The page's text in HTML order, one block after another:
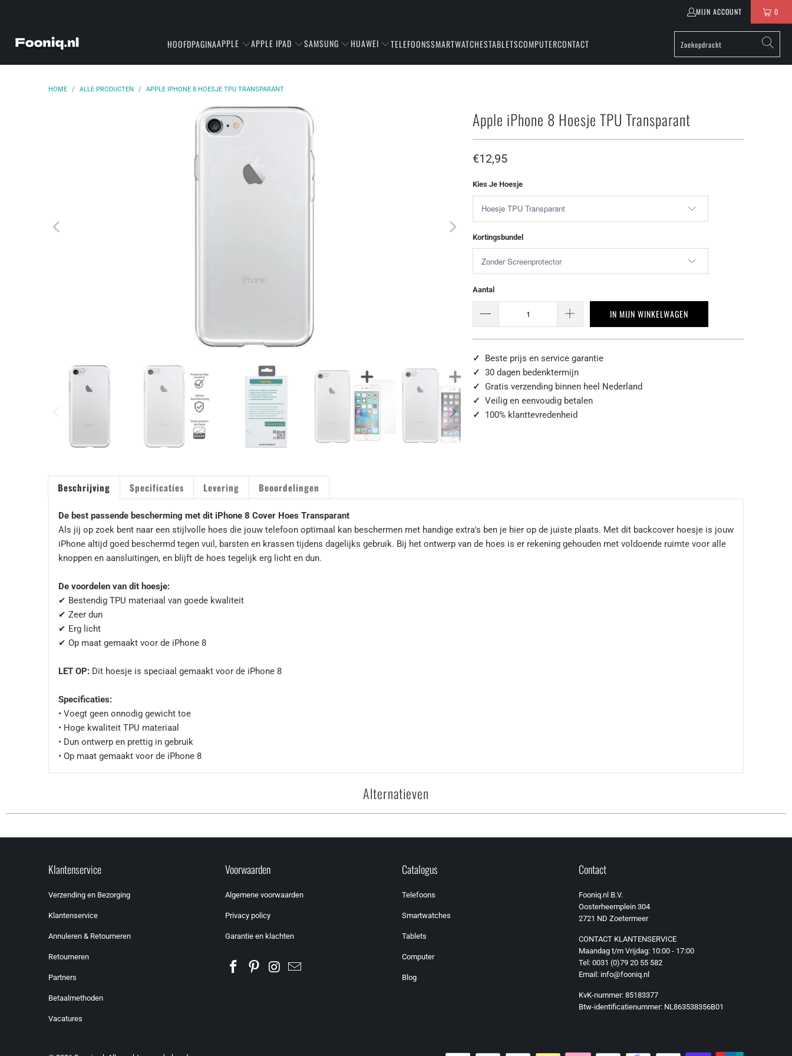
MIJN ACCOUNT 0
HOOFDPAGINAAPPLE APPLE IPAD SAMSUNG HUAWEI TELEFOONSSMARTWATCHESTABLETSCOMPUTERCONTACT
HOME / ALLE PRODUCTEN / APPLE IPHONE 8 HOESJE TPU TRANSPARANT
Apple iPhone 8 Hoesje TPU Transparant
€12,95
Kies Je Hoesje
Kortingsbundel
Aantal
IN MIJN WINKELWAGEN
✓ Beste prijs en service garantie
✓ 30 dagen bedenktermijn
✓ Gratis verzending binnen heel Nederland
✓ Veilig en eenvoudig betalen
✓ 100% klanttevredenheid
Beschrijving
De best passende bescherming met dit iPhone 8 Cover Hoes Transparant
Als jij op zoek bent naar een stijlvolle hoes die jouw telefoon optimaal kan beschermen met handige extra's ben je hier op de juiste plaats. Met dit backcover hoesje is jouw
iPhone altijd goed beschermd tegen vuil, barsten en krassen tijdens dagelijks gebruik. Bij het ontwerp van de hoes is er rekening gehouden met voldoende ruimte voor alle
knoppen en aansluitingen, en blijft de hoes tegelijk erg licht en dun.
De voordelen van dit hoesje:
✔ Bestendig TPU materiaal van goede kwaliteit
✔ Zeer dun
✔ Erg licht
✔ Op maat gemaakt voor de iPhone 8
LET OP: Dit hoesje is speciaal gemaakt voor de iPhone 8
Specificaties:
• Voegt geen onnodig gewicht toe
• Hoge kwaliteit TPU materiaal
• Dun ontwerp en prettig in gebruik
• Op maat gemaakt voor de iPhone 8
Specificaties Levering Beoordelingen
Alternatieven
Klantenservice
Verzending en Bezorging
Klantenservice
Annuleren & Retourneren
Retourneren
Partners
Betaalmethoden
Vacatures
Voorwaarden
Algemene voorwaarden
Privacy policy
Garantie en klachten
Catalogus
Telefoons
Smartwatches
Tablets
Computer
Blog
Contact
Fooniq.nl B.V.
Oosterheemplein 304
2721 ND Zoetermeer
CONTACT KLANTENSERVICE
Maandag t/m Vrijdag: 10:00 - 17:00
Tel: 0031 (0)79 20 55 582
Email: info@fooniq.nl
KvK-nummer: 85183377
Btw-identificatienummer: NL863538356B01